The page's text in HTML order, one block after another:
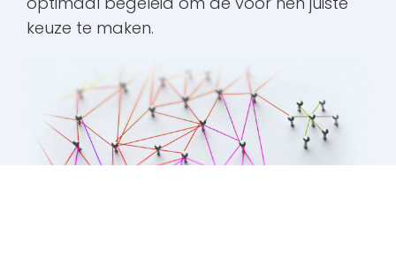
keuze te maken.